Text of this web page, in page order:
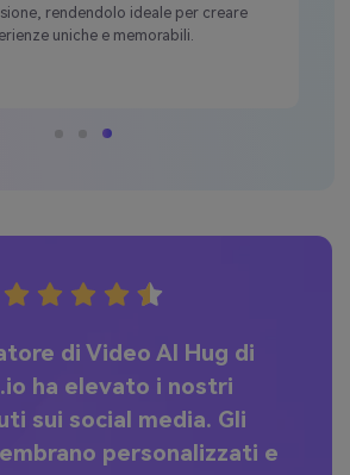
un'esperienza senza soluzione
per occasioni personali, festive o
il generatore di Video
AI di Media.io per le
per I clienti ed è
di gioco. La